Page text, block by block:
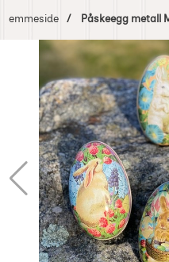
Påskeegg metall